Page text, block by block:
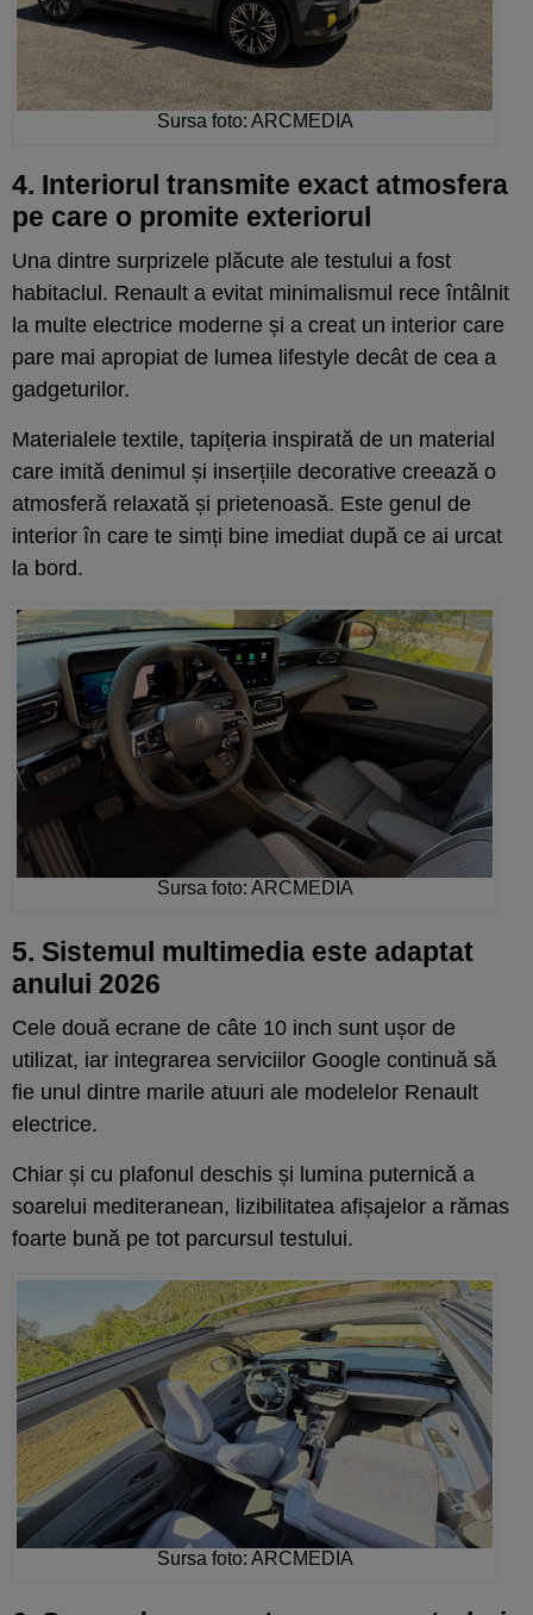
Sursa foto: ARCMEDIA
4. Interiorul transmite exact atmosfera
pe care o promite exteriorul
Una dintre surprizele plăcute ale testului a fost
habitaclul. Renault a evitat minimalismul rece întâlnit
la multe electrice moderne și a creat un interior care
pare mai apropiat de lumea lifestyle decât de cea a
gadgeturilor.
Materialele textile, tapițeria inspirată de un material
care imită denimul și inserțiile decorative creează o
atmosferă relaxată și prietenoasă. Este genul de
interior în care te simți bine imediat după ce ai urcat
la bord.
Sursa foto: ARCMEDIA
5. Sistemul multimedia este adaptat
anului 2026
Cele două ecrane de câte 10 inch sunt ușor de
utilizat, iar integrarea serviciilor Google continuă să
fie unul dintre marile atuuri ale modelelor Renault
electrice.
Chiar și cu plafonul deschis și lumina puternică a
soarelui mediteranean, lizibilitatea afișajelor a rămas
foarte bună pe tot parcursul testului.
Sursa foto: ARCMEDIA